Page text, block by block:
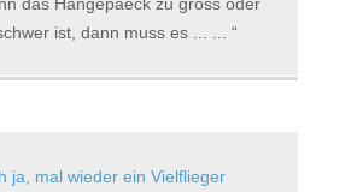
ist, dann muss es ... ...
ja, mal wieder ein Vielflieger